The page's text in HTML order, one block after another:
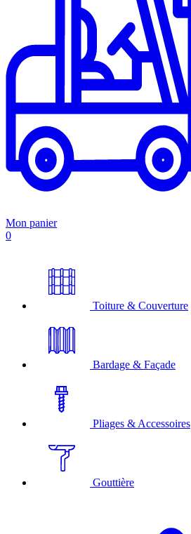
Mon panier
0
Toiture & Couverture
Bardage & Façade
Pliages & Accessoires
Gouttière